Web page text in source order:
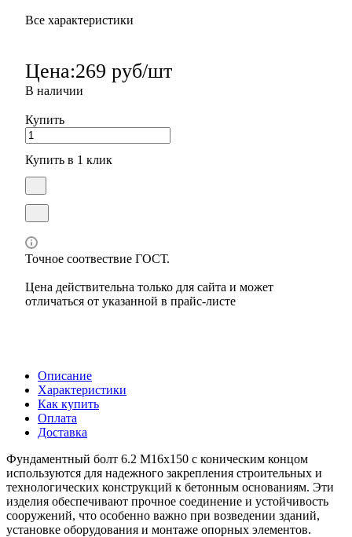
Все характеристики
Цена:269 руб/шт
В наличии
Купить
Купить в 1 клик
Точное соотвествие ГОСТ.
Цена действительна только для сайта и может
отличаться от указанной в прайс-листе
Описание
Характеристики
Как купить
Оплата
Доставка
Фундаментный болт 6.2 М16х150 с коническим концом
используются для надежного закрепления строительных и
технологических конструкций к бетонным основаниям. Эти
изделия обеспечивают прочное соединение и устойчивость
сооружений, что особенно важно при возведении зданий,
установке оборудования и монтаже опорных элементов.